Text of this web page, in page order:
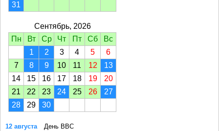
31
Сентябрь, 2026
Пн
Вт Ср Чт Пт Сб
Вс
1
2 3 4 5
6
7
8 9 10 11 12
13
14
15 16 17 18 19
20
21
22 23 24 25 26
27
28
29 30
12 августа
День ВВС